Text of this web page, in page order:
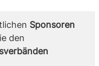
Sponsoren
den